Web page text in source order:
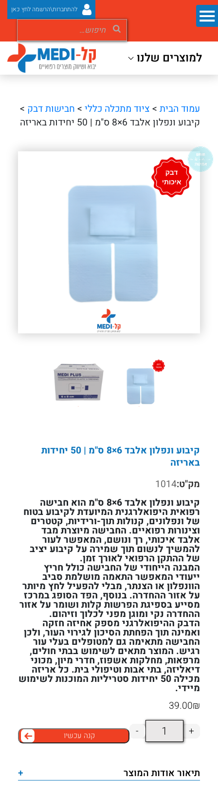
להתחברות\הרשמה לחץ כאן
למוצרים שלנו
עמוד הבית > ציוד מתכלה כללי > חבישות דבק >
קיבוע ונפלון אלבד 6×8 ס"מ | 50 יחידות באריזה
קיבוע ונפלון אלבד 6×8 ס"מ | 50 יחידות
באריזה
מק"ט:1014
קיבוע ונפלון אלבד 6×8 ס"מ הוא חבישה
רפואית היפואלרגנית המיועדת לקיבוע בטוח
של ונפלונים, קנולות תוך-ורידיות, קטטרים
וצינורות רפואיים. החבישה מיוצרת מבד
אלבד איכותי, רך ונושם, המאפשר לעור
להמשיך לנשום תוך שמירה על קיבוע יציב
של ההתקן הרפואי לאורך זמן.
המבנה הייחודי של החבישה כולל חריץ
ייעודי המאפשר התאמה מושלמת סביב
הוונפלון או הצנתר, מבלי להפעיל לחץ מיותר
על אזור ההחדרה. בנוסף, הפד הסופג במרכז
מסייע בספיגת הפרשות קלות ושומר על אזור
ההחדרה נקי ומוגן מפני לכלוך וזיהום.
הדבק ההיפואלרגני מספק אחיזה חזקה
ואמינה תוך הפחתת הסיכון לגירוי העור, ולכן
החבישה מתאימה גם למטופלים בעלי עור
רגיש. המוצר מתאים לשימוש בבתי חולים,
מרפאות, מחלקות אשפוז, חדרי מיון, מכוני
דיאליזה, בתי אבות וטיפולי בית. כל אריזה
מכילה 50 יחידות סטריליות המוכנות לשימוש
מיידי.
₪
39.00
+ כמות
של
ונפלון
אלבד
- קנה עכשיו
תיאור אודות המוצר +